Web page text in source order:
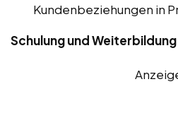
Kundenbeziehungen in
Schulung und